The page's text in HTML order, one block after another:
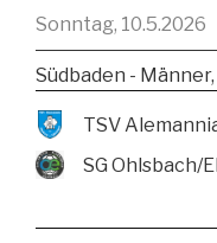
Sonntag, 10.5.2026
Südbaden - Männer,
SG Ohlsbach/